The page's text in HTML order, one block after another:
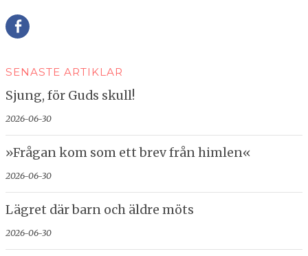
SENASTE ARTIKLAR
Sjung, för Guds skull!
2026-06-30
»Frågan kom som ett brev från himlen«
2026-06-30
Lägret där barn och äldre möts
2026-06-30